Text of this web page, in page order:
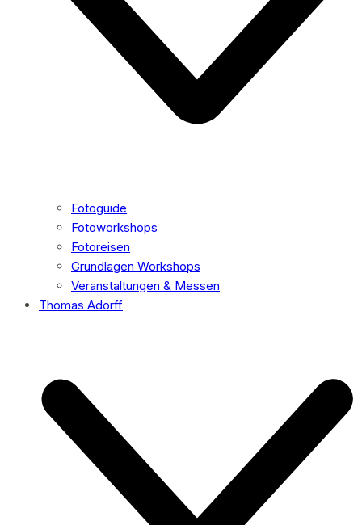
Fotoguide
Fotoworkshops
Fotoreisen
Grundlagen Workshops
Veranstaltungen & Messen
Thomas Adorff